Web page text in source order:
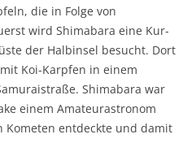
die in Folge von
wird Shimabara eine Kur-
der Halbinsel besucht. Dort
Koi-Karpfen in einem
Shimabara war
einem Amateurastronom
Kometen entdeckte und damit